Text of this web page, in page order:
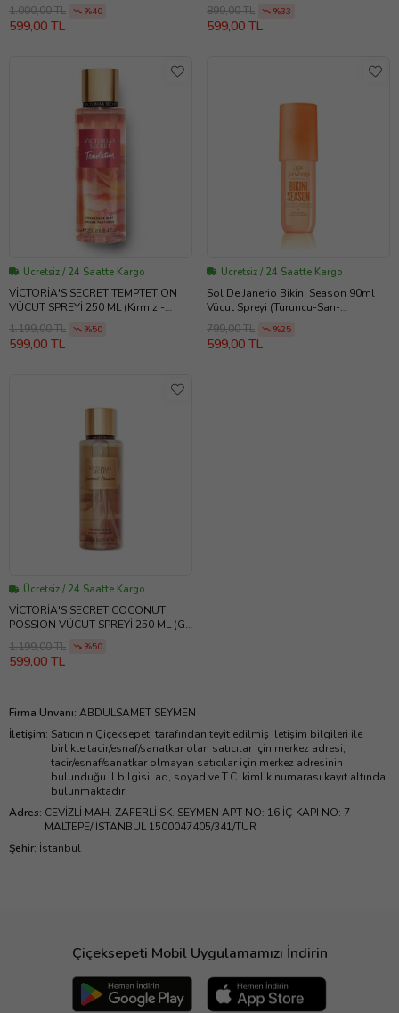
(Yeşil-Lila)
1.000,00 TL %40
599,00 TL
899,00 TL
%33
599,00 TL
Ücretsiz / 24 Saatte Kargo
VİCTORİA'S SECRET TEMPTETION
VÜCUT SPREYİ 250 ML (Kırmızı-
Turuncu)
1.199,00 TL %50
599,00 TL
Ücretsiz / 24 Saatte Kargo
Sol De Janerio Bikini Season 90ml
Vücut Spreyi (Turuncu-Sarı-
Kahverengi-Beyaz)
799,00 TL %25
599,00 TL
Ücretsiz / 24 Saatte Kargo
VİCTORİA'S SECRET COCONUT
POSSION VÜCUT SPREYİ 250 ML (Gri
Yeşil)
1.199,00 TL %50
599,00 TL
Firma Ünvanı: ABDULSAMET SEYMEN
İletişim: Satıcının Çiçeksepeti tarafından teyit edilmiş iletişim bilgileri ile
birlikte tacir/esnaf/sanatkar olan satıcılar için merkez adresi;
tacir/esnaf/sanatkar olmayan satıcılar için merkez adresinin
bulunduğu il bilgisi, ad, soyad ve T.C. kimlik numarası kayıt altında
bulunmaktadır.
Adres: CEVİZLİ MAH. ZAFERLİ SK. SEYMEN APT NO: 16 İÇ KAPI NO: 7
MALTEPE/ İSTANBUL 1500047405/341/TUR
Şehir: İstanbul
Çiçeksepeti Mobil Uygulamamızı İndirin